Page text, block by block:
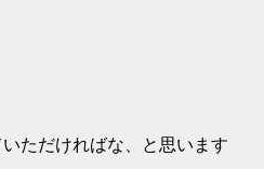
ただければな、と思います